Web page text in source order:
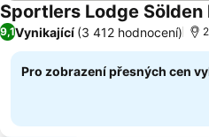
Sportlers Lodge
9,1Vynikající (3 412 hodnocení)
Pro zobrazení přesných cen